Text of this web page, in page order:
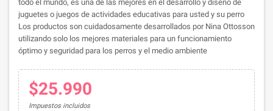
todo el mundo, es una de las mejores en el desarrollo y diseño de
juguetes o juegos de actividades educativas para usted y su perro
Los productos son cuidadosamente desarrollados por Nina Ottosson
utilizando solo los mejores materiales para un funcionamiento
óptimo y seguridad para los perros y el medio ambiente
$25.990
Impuestos incluidos